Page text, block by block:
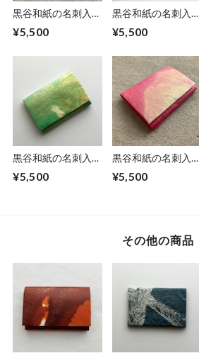
黒谷和紙の名刺入れ
¥5,500
黒谷和紙の名刺入れ
¥5,500
黒谷和紙の名刺入れ
¥5,500
黒谷和紙の名刺入れ
¥5,500
その他の商品